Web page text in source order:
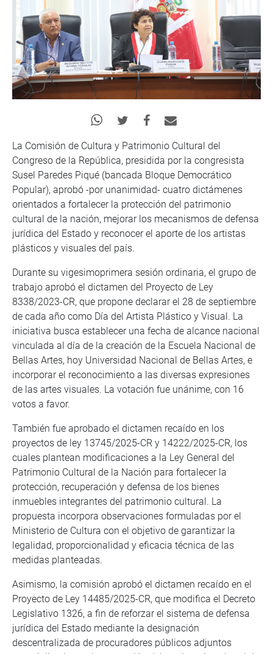
La Comisión de Cultura y Patrimonio Cultural del
Congreso de la República, presidida por la congresista
Susel Paredes Piqué (bancada Bloque Democrático
Popular), aprobó -por unanimidad- cuatro dictámenes
orientados a fortalecer la protección del patrimonio
cultural de la nación, mejorar los mecanismos de defensa
jurídica del Estado y reconocer el aporte de los artistas
plásticos y visuales del país.
Durante su vigesimoprimera sesión ordinaria, el grupo de
trabajo aprobó el dictamen del Proyecto de Ley
8338/2023-CR, que propone declarar el 28 de septiembre
de cada año como Día del Artista Plástico y Visual. La
iniciativa busca establecer una fecha de alcance nacional
vinculada al día de la creación de la Escuela Nacional de
Bellas Artes, hoy Universidad Nacional de Bellas Artes, e
incorporar el reconocimiento a las diversas expresiones
de las artes visuales. La votación fue unánime, con 16
votos a favor.
También fue aprobado el dictamen recaído en los
proyectos de ley 13745/2025-CR y 14222/2025-CR, los
cuales plantean modificaciones a la Ley General del
Patrimonio Cultural de la Nación para fortalecer la
protección, recuperación y defensa de los bienes
inmuebles integrantes del patrimonio cultural. La
propuesta incorpora observaciones formuladas por el
Ministerio de Cultura con el objetivo de garantizar la
legalidad, proporcionalidad y eficacia técnica de las
medidas planteadas.
Asimismo, la comisión aprobó el dictamen recaído en el
Proyecto de Ley 14485/2025-CR, que modifica el Decreto
Legislativo 1326, a fin de reforzar el sistema de defensa
jurídica del Estado mediante la designación
descentralizada de procuradores públicos adjuntos